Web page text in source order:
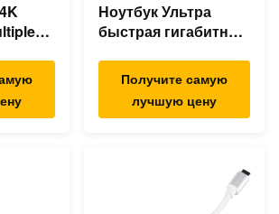
Ноутбук Ультра
быстрая гигабитная
станция
Получите самую
лучшую цену